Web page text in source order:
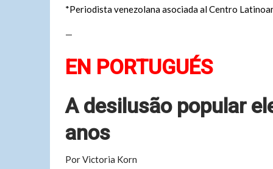
*Periodista venezolana asociada al Centro
—
EN PORTUGUÉS
A desilusão popular
anos
Por Victoria Korn